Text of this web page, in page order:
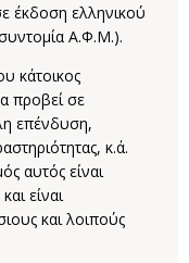
έκδοση ελληνικού
Α.Φ.Μ.).
κάτοικος
προβεί σε
επένδυση,
κ.ά.
αυτός είναι
είναι
και λοιπούς